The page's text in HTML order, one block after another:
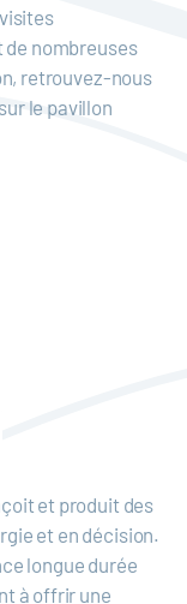
nombreuses
retrouvez-nous
le pavillon
et produit des
et en décision.
longue durée
à offrir une